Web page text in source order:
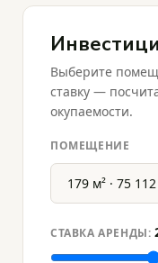
Выберите
ставку —
окупаемости.
ПОМЕЩЕНИЕ
СТАВКА АРЕНДЫ: